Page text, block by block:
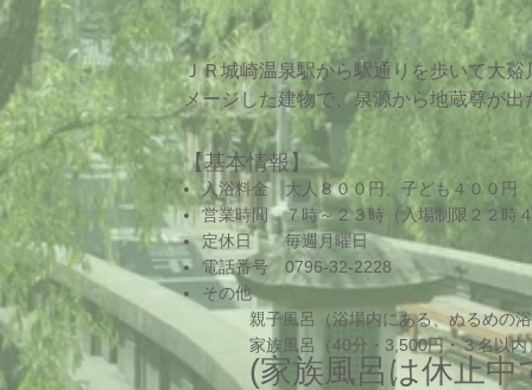
ＪＲ城崎温泉駅から駅通りを歩いて大
メージした建物で、泉源から地蔵尊が
​【基本情報】
入浴料金 大人８００円、子ども４００円
営業時間 ７時～２３時（入場制限２２時
定休日 毎週月曜日
電話番号 0796-32-2228
​その他
親子風呂（浴場内にある、ぬるめの
家族風呂（40分・3,500円・３名以内
(家族風呂は休止中